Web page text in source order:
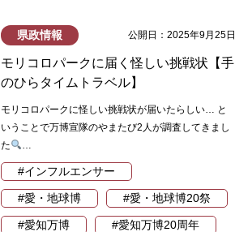
県政情報 公開日：2025年9月25日
モリコロパークに届く怪しい挑戦状【手
のひらタイムトラベル】
モリコロパークに怪しい挑戦状が届いたらしい… と
いうことで万博宣隊のやまたび2人が調査してきまし
た
…
#インフルエンサー
#愛・地球博 #愛・地球博20祭
#愛知万博 #愛知万博20周年